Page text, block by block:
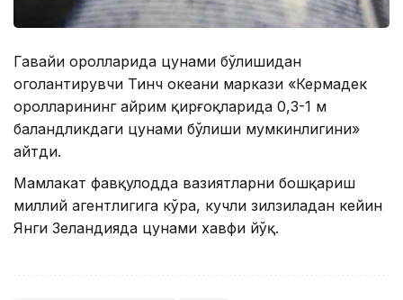
Гавайи оролларида цунами бўлишидан
огоҳлантирувчи Тинч океани маркази «Кермадек
оролларининг айрим қирғоқларида 0,3-1 м
баландликдаги цунами бўлиши мумкинлигини»
айтди.
Мамлакат фавқулодда вазиятларни бошқариш
миллий агентлигига кўра, кучли зилзиладан кейин
Янги Зеландияда цунами хавфи йўқ.